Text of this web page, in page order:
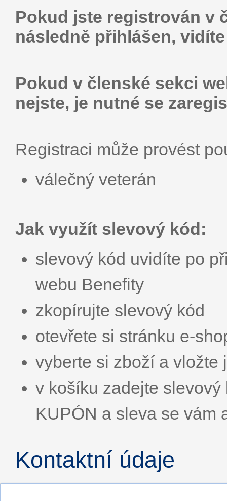
Pokud jste registrován v
následně přihlášen,
Pokud v členské sekci
nejste, je nutné se
Registraci může provést
válečný veterán
Jak využít slevový kód:
slevový kód uvidíte po
webu Benefity
zkopírujte slevový kód
otevřete si stránku e-
vyberte si zboží a vložte
v košíku zadejte
KUPÓN a sleva se vám
Kontaktní údaje